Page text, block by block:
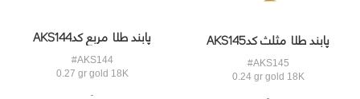
پابند طلا مثلث کدAKS145
#AKS145
0.24 gr gold 18K
پابند طلا مربع کدAKS144
#AKS144
0.27 gr gold 18K